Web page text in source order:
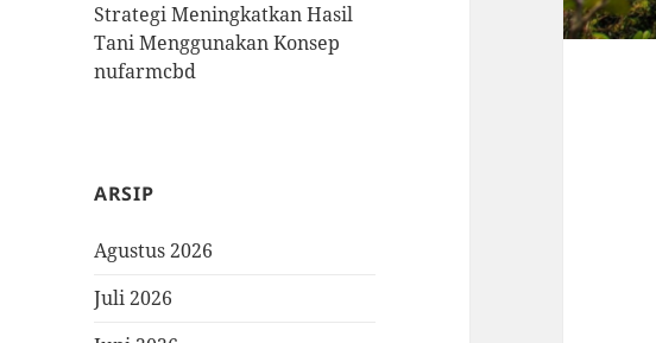
Strategi Meningkatkan Hasil
Tani Menggunakan Konsep
nufarmcbd
ARSIP
Agustus 2026
Juli 2026